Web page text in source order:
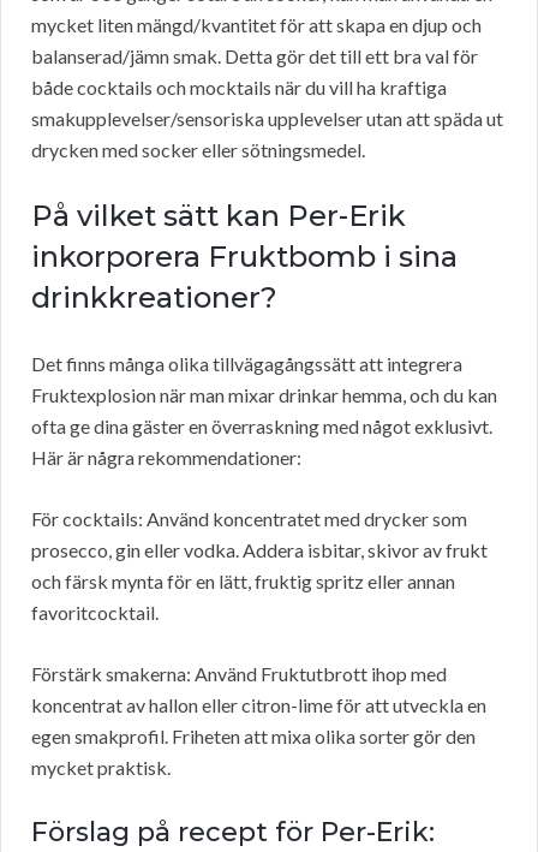
mycket liten mängd/kvantitet för att skapa en djup och
balanserad/jämn smak. Detta gör det till ett bra val för
både cocktails och mocktails när du vill ha kraftiga
smakupplevelser/sensoriska upplevelser utan att späda ut
drycken med socker eller sötningsmedel.
På vilket sätt kan Per-Erik
inkorporera Fruktbomb i sina
drinkkreationer?
Det finns många olika tillvägagångssätt att integrera
Fruktexplosion när man mixar drinkar hemma, och du kan
ofta ge dina gäster en överraskning med något exklusivt.
Här är några rekommendationer:
För cocktails: Använd koncentratet med drycker som
prosecco, gin eller vodka. Addera isbitar, skivor av frukt
och färsk mynta för en lätt, fruktig spritz eller annan
favoritcocktail.
Förstärk smakerna: Använd Fruktutbrott ihop med
koncentrat av hallon eller citron-lime för att utveckla en
egen smakprofil. Friheten att mixa olika sorter gör den
mycket praktisk.
Förslag på recept för Per-Erik: